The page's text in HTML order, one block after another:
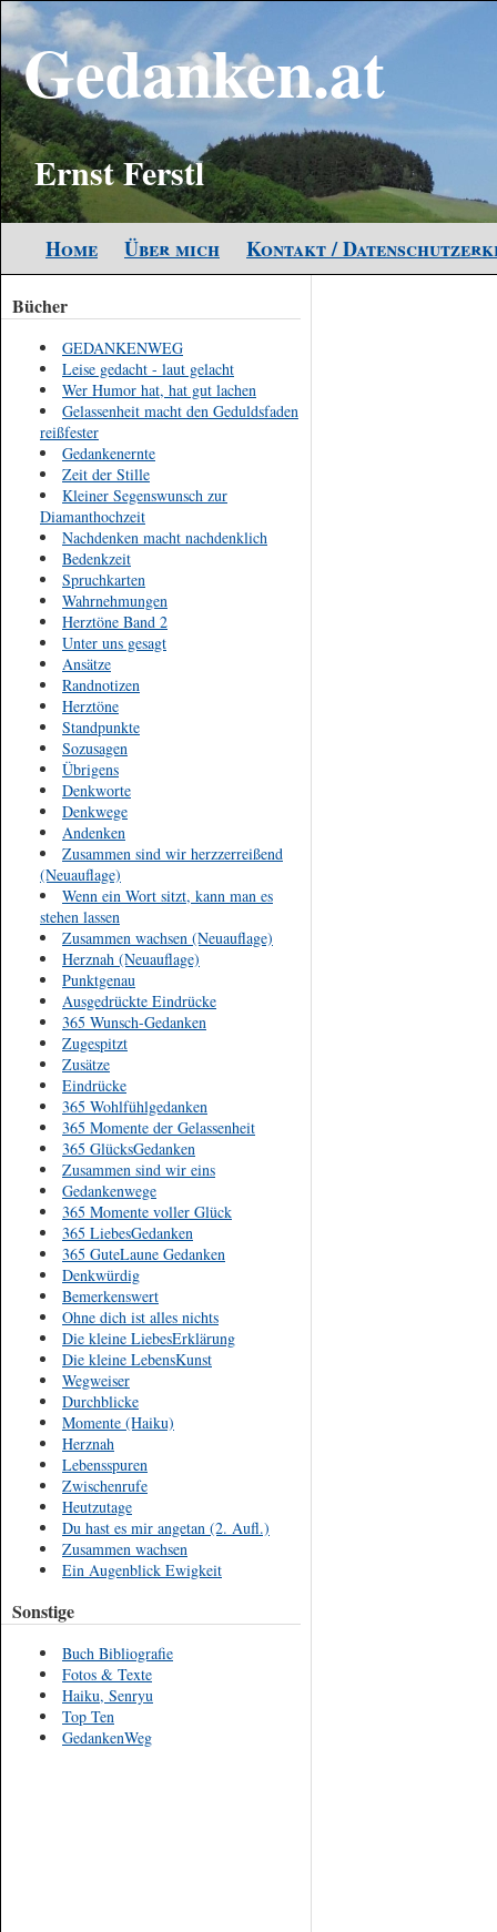
Gedanken.at
Ernst Ferstl
Home Über mich Kontakt /
Bücher
GEDANKENWEG
Leise gedacht - laut gelacht
Wer Humor hat, hat gut lachen
Gelassenheit macht den Geduldsfaden
reißfester
Gedankenernte
Zeit der Stille
Kleiner Segenswunsch zur
Diamanthochzeit
Nachdenken macht nachdenklich
Bedenkzeit
Spruchkarten
Wahrnehmungen
Herztöne Band 2
Unter uns gesagt
Ansätze
Randnotizen
Herztöne
Standpunkte
Sozusagen
Übrigens
Denkworte
Denkwege
Andenken
Zusammen sind wir herzzerreißend
(Neuauflage)
Wenn ein Wort sitzt, kann man es
stehen lassen
Zusammen wachsen (Neuauflage)
Herznah (Neuauflage)
Punktgenau
Ausgedrückte Eindrücke
365 Wunsch-Gedanken
Zugespitzt
Zusätze
Eindrücke
365 Wohlfühlgedanken
365 Momente der Gelassenheit
365 GlücksGedanken
Zusammen sind wir eins
Gedankenwege
365 Momente voller Glück
365 LiebesGedanken
365 GuteLaune Gedanken
Denkwürdig
Bemerkenswert
Ohne dich ist alles nichts
Die kleine LiebesErklärung
Die kleine LebensKunst
Wegweiser
Durchblicke
Momente (Haiku)
Herznah
Lebensspuren
Zwischenrufe
Heutzutage
Du hast es mir angetan (2. Aufl.)
Zusammen wachsen
Ein Augenblick Ewigkeit
Sonstige
Buch Bibliografie
Fotos & Texte
Haiku, Senryu
Top Ten
GedankenWeg